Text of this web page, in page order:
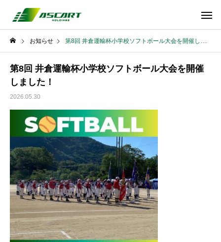
お知らせ 第8回 井倉運輸杯小学校ソフトボール大会を開催しました！
第8回 井倉運輸杯小学校ソフトボール大会を開催
しました！
2026.05.30